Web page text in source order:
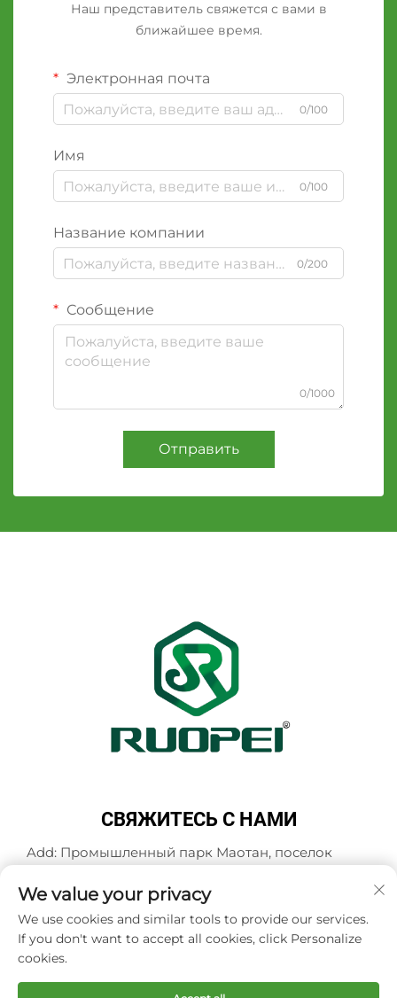
Наш представитель свяжется с вами в
ближайшее время.
Электронная почта
0/100
Имя
0/100
Название компании
0/200
Сообщение
0/1000
Отправить
СВЯЖИТЕСЬ С НАМИ
Add: Промышленный парк Маотан, поселок
провинция Чжэцзян, Китай
Тел.:+86-13616897017
Эл. почта:[email protected]
We value your privacy
We use cookies and similar tools to provide our services.
If you don't want to accept all cookies, click Personalize
cookies.